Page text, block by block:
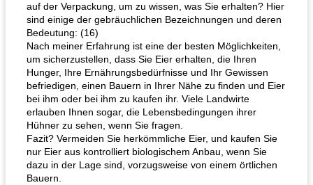
auf der Verpackung, um zu wissen, was Sie erhalten? Hier
sind einige der gebräuchlichen Bezeichnungen und deren
Bedeutung: (16)
Nach meiner Erfahrung ist eine der besten Möglichkeiten,
um sicherzustellen, dass Sie Eier erhalten, die Ihren
Hunger, Ihre Ernährungsbedürfnisse und Ihr Gewissen
befriedigen, einen Bauern in Ihrer Nähe zu finden und Eier
bei ihm oder bei ihm zu kaufen ihr. Viele Landwirte
erlauben Ihnen sogar, die Lebensbedingungen ihrer
Hühner zu sehen, wenn Sie fragen.
Fazit? Vermeiden Sie herkömmliche Eier, und kaufen Sie
nur Eier aus kontrolliert biologischem Anbau, wenn Sie
dazu in der Lage sind, vorzugsweise von einem örtlichen
Bauern.